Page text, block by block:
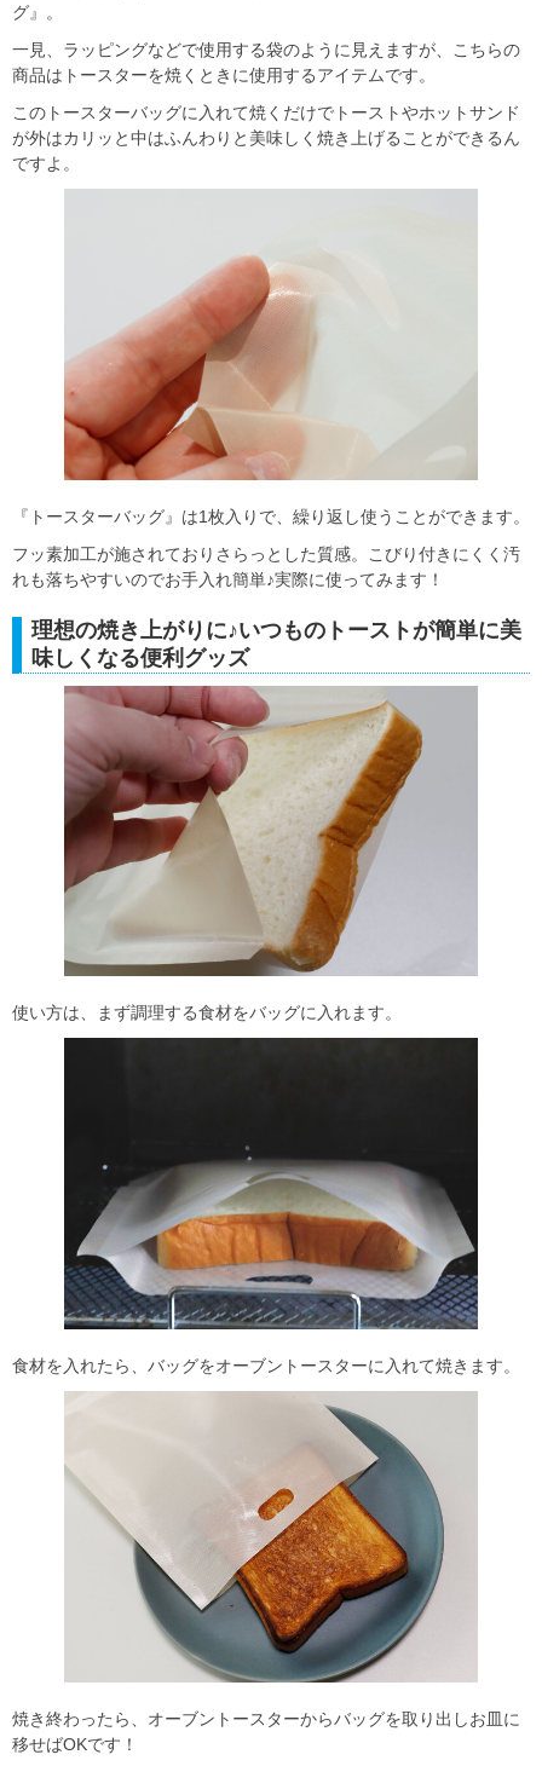
グ』。
一見、ラッピングなどで使用する袋のように見えますが、こちらの
商品はトースターを焼くときに使用するアイテムです。
このトースターバッグに入れて焼くだけでトーストやホットサンド
が外はカリッと中はふんわりと美味しく焼き上げることができるん
ですよ。
『トースターバッグ』は1枚入りで、繰り返し使うことができます。
フッ素加工が施されておりさらっとした質感。こびり付きにくく汚
れも落ちやすいのでお手入れ簡単♪実際に使ってみます！
理想の焼き上がりに♪いつものトーストが簡単に美
味しくなる便利グッズ
使い方は、まず調理する食材をバッグに入れます。
食材を入れたら、バッグをオーブントースターに入れて焼きます。
焼き終わったら、オーブントースターからバッグを取り出しお皿に
移せばOKです！